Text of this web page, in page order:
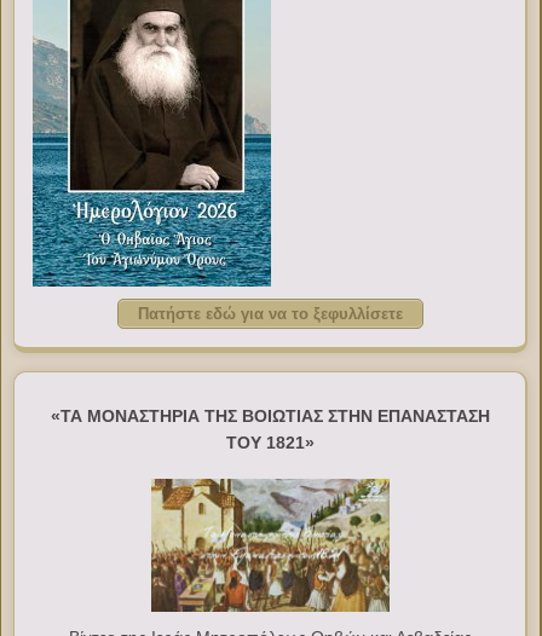
Πατήστε εδώ για να το ξεφυλλίσετε
«ΤΑ ΜΟΝΑΣΤΗΡΙΑ ΤΗΣ ΒΟΙΩΤΙΑΣ ΣΤΗΝ ΕΠΑΝΑΣΤΑΣΗ
ΤΟΥ 1821»